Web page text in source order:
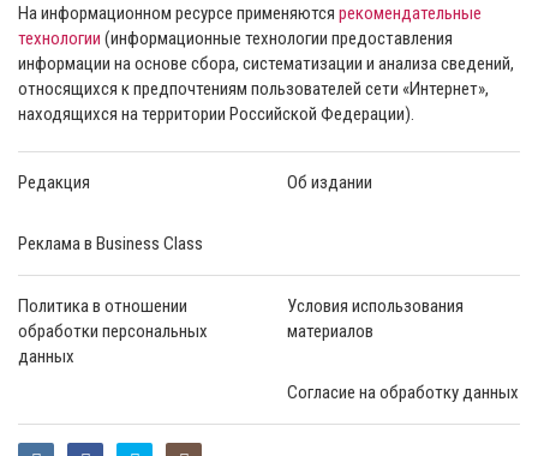
На информационном ресурсе применяются рекомендательные
технологии (информационные технологии предоставления
информации на основе сбора, систематизации и анализа сведений,
относящихся к предпочтениям пользователей сети «Интернет»,
находящихся на территории Российской Федерации).
Редакция Об издании
Реклама в Business Class
Политика в отношении
обработки персональных
данных
Условия использования
материалов
Согласие на обработку данных